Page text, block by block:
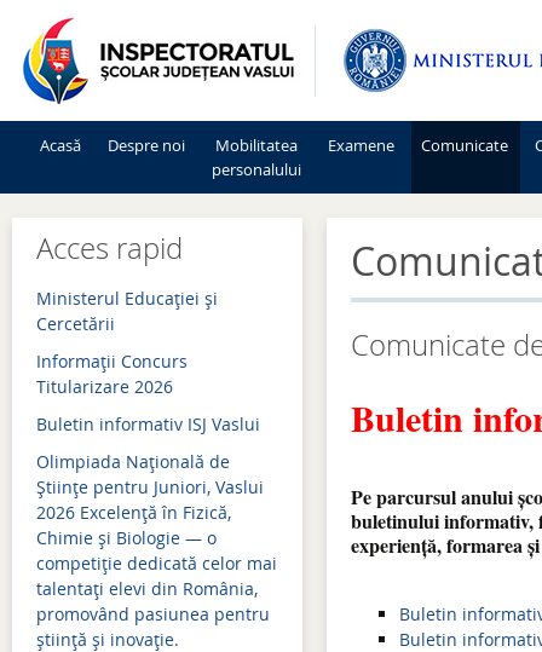
Acasă Despre noi
Mobilitatea
personalului
Mişcarea personalului 2025-2026
Mişcarea personalului 2023-2024
Mişcarea personalului 2022-2023
Mişcarea personalului 2020-2021
Mişcarea personalului 2019-2020
Mişcarea personalului 2018-2019
Mişcarea personalului 2017-2018
Examene
Bacalaureat 2026
Simulări examene
Admitere 2025
Evaluare națională 2025
Simulări examene
Bacalaureat 2024
Comunicate
Acces rapid
Ministerul Educației și
Cercetării
Informaţii Concurs
Titularizare 2026
Buletin informativ ISJ Vaslui
Olimpiada Națională de
Științe pentru Juniori, Vaslui
2026 Excelență în Fizică,
Chimie și Biologie — o
competiție dedicată celor mai
talentați elevi din România,
promovând pasiunea pentru
știință și inovație.
Comunicate
Buletin
Pe parcursul anului
buletinului informativ,
experiență, formarea
Buletin
Buletin